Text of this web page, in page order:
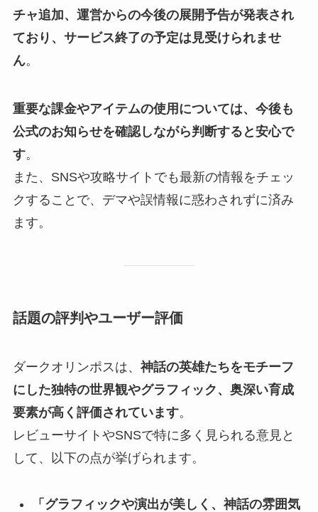
チャ追加、運営からの今後の展開予告が発表され
ており、サービス終了の予定は見受けられませ
ん。
重要な課金やアイテムの使用については、今後も
公式のお知らせを確認しながら判断すると安心で
す。
また、SNSや攻略サイトでも最新の情報をチェッ
クすることで、デマや誤情報に惑わされずに済み
ます。
話題の評判やユーザー評価
ダークオリンポスは、 神話の英雄たちをモチーフ
にした独特の世界観やグラフィック、奥深い育成
要素が高く評価されています。
レビューサイトやSNSで特に多く見られる意見と
して、以下の点が挙げられます。
「グラフィックや演出が美しく、神話の雰囲気